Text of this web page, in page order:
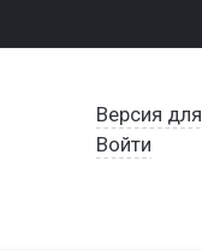
Версия
Войти